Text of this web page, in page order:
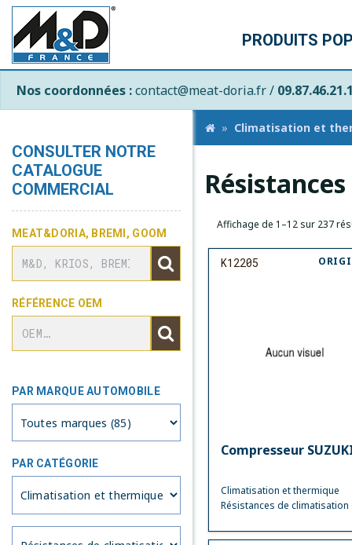
PRODUITS
Nos coordonnées :contact@meat-doria.fr /
CONSULTER NOTRE
CATALOGUE
COMMERCIAL
MEAT&DORIA, BREMI, GOOM
RÉFÉRENCE OEM
PAR MARQUE AUTOMOBILE
PAR CATÉGORIE
Climatisation et
Affichage de 1–12 sur 237
K12205
Compresseur
Climatisation et thermique
Résistances de climatisation